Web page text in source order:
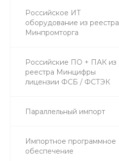
Российское ИТ
оборудование из реестра
Минпромторга
Российские ПО + ПАК из
реестра Минцифры
лицензии ФСБ / ФСТЭК
Параллельный импорт
Импортное программное
обеспечение